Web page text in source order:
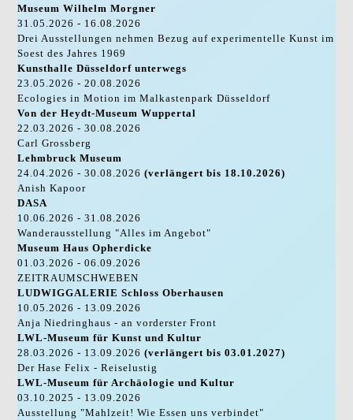
Museum Wilhelm Morgner
31.05.2026 - 16.08.2026
Drei Ausstellungen nehmen Bezug auf experimentelle Kunst im
Soest des Jahres 1969
Kunsthalle Düsseldorf unterwegs
23.05.2026 - 20.08.2026
Ecologies in Motion im Malkastenpark Düsseldorf
Von der Heydt-Museum Wuppertal
22.03.2026 - 30.08.2026
Carl Grossberg
Lehmbruck Museum
24.04.2026 - 30.08.2026(verlängert bis 18.10.2026)
Anish Kapoor
DASA
10.06.2026 - 31.08.2026
Wanderausstellung "Alles im Angebot"
Museum Haus Opherdicke
01.03.2026 - 06.09.2026
ZEITRAUMSCHWEBEN
LUDWIGGALERIE Schloss Oberhausen
10.05.2026 - 13.09.2026
Anja Niedringhaus - an vorderster Front
LWL-Museum für Kunst und Kultur
28.03.2026 - 13.09.2026(verlängert bis 03.01.2027)
Der Hase Felix - Reiselustig
LWL-Museum für Archäologie und Kultur
03.10.2025 - 13.09.2026
Ausstellung "Mahlzeit! Wie Essen uns verbindet"